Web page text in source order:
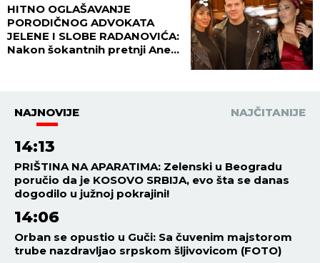
HITNO OGLAŠAVANJE
PORODIČNOG ADVOKATA
JELENE I SLOBE RADANOVIĆA:
Nakon šokantnih pretnji Ane
NAJNOVIJE NAJČITANIJE
14:13
PRIŠTINA NA APARATIMA: Zelenski u Beogradu
poručio da je KOSOVO SRBIJA, evo šta se danas
dogodilo u južnoj pokrajini!
14:06
Orban se opustio u Guči: Sa čuvenim majstorom
trube nazdravljao srpskom šljivovicom (FOTO)